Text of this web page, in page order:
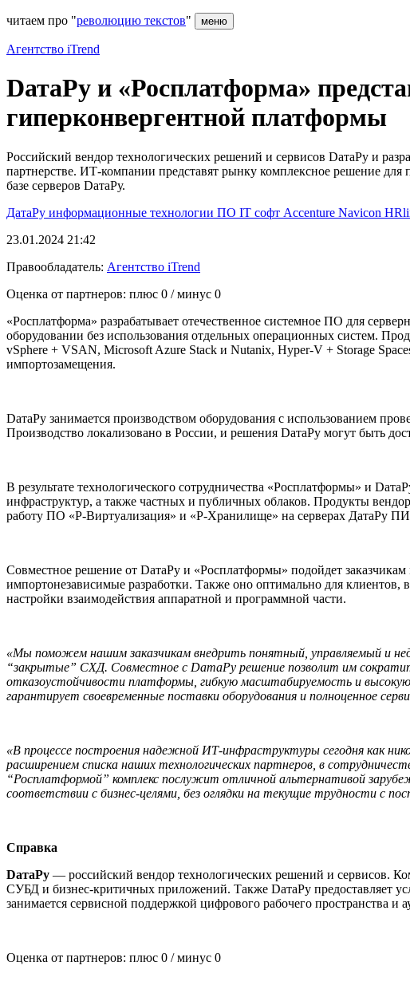
читаем про "революцию текстов" меню
Агентство iTrend
DатаРу и «Росплатформа»
гиперконвергентной платформы
Российский вендор технологических решений и сервисов DатаРу и
партнерстве. ИТ-компании представят рынку комплексное решение
базе серверов DатаРу.
ДатаРу информационные технологии ПО IT софт Accenture Navicon
23.01.2024 21:42
Правообладатель: Агентство iTrend
Оценка от партнеров: плюс 0 / минус 0
«Росплатформа» разрабатывает отечественное системное ПО для
оборудовании без использования отдельных операционных систем.
vSphere + VSAN, Microsoft Azure Stack и Nutanix, Hyper-V + Storage
импортозамещения.
DатаРу занимается производством оборудования с использованием
Производство локализовано в России, и решения DатаРу могут быть
В результате технологического сотрудничества «Росплатформы» и
инфраструктур, а также частных и публичных облаков. Продукты
работу ПО «Р-Виртуализация» и «Р-Хранилище» на серверах
Совместное решение от DатаРу и «Росплатформы» подойдет
импортонезависимые разработки. Также оно оптимально для
настройки взаимодействия аппаратной и программной части.
«Мы поможем нашим заказчикам внедрить понятный, управляемый и
“закрытые” СХД. Совместное с DатаРу решение позволит им
отказоустойчивости платформы, гибкую масштабируемость и
гарантирует своевременные поставки оборудования и полноценное
«В процессе построения надежной ИТ-инфраструктуры сегодня как
расширением списка наших технологических партнеров, в
“Росплатформой” комплекс послужит отличной альтернативой
соответствии с бизнес-целями, без оглядки на текущие трудности с
Справка
DaтaРу — российский вендор технологических решений и сервисов.
СУБД и бизнес-критичных приложений. Также DатаРу предоставляет
занимается сервисной поддержкой цифрового рабочего пространства и
Оценка от партнеров: плюс 0 / минус 0